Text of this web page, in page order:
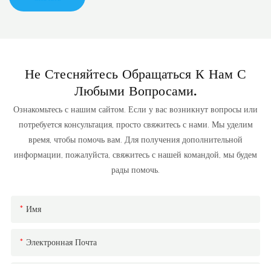
Не Стесняйтесь Обращаться К Нам С
Любыми Вопросами.
Ознакомьтесь с нашим сайтом. Если у вас возникнут вопросы или
потребуется консультация, просто свяжитесь с нами. Мы уделим
время, чтобы помочь вам. Для получения дополнительной
информации, пожалуйста, свяжитесь с нашей командой, мы будем
рады помочь.
Имя
Электронная Почта